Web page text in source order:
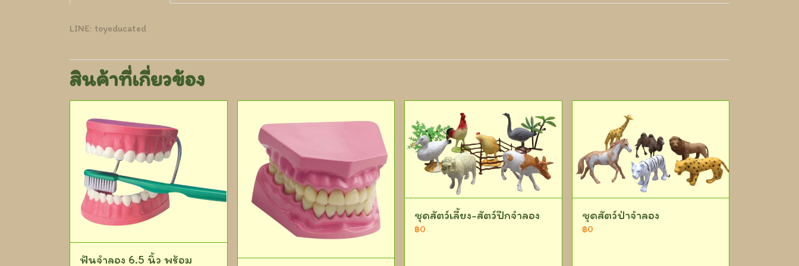
LINE: toyeducated
สินค้าที่เกี่ยวข้อง
ฟันจำลอง 6.5 นิ้ว พร้อม
ชุดสัตว์เลี้ยง-สัตว์ปีกจำลอง
฿0
ชุดสัตว์ป่าจำลอง
฿0